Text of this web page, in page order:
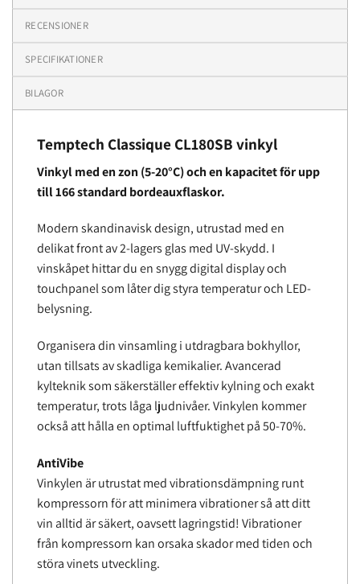
RECENSIONER
SPECIFIKATIONER
BILAGOR
Temptech Classique CL180SB vinkyl
Vinkyl med en zon (5-20°C) och en kapacitet för upp
till 166 standard bordeauxflaskor.
Modern skandinavisk design, utrustad med en
delikat front av 2-lagers glas med UV-skydd. I
vinskåpet hittar du en snygg digital display och
touchpanel som låter dig styra temperatur och LED-
belysning.
Organisera din vinsamling i utdragbara bokhyllor,
utan tillsats av skadliga kemikalier. Avancerad
kylteknik som säkerställer effektiv kylning och exakt
temperatur, trots låga ljudnivåer. Vinkylen kommer
också att hålla en optimal luftfuktighet på 50-70%.
AntiVibe
Vinkylen är utrustat med vibrationsdämpning runt
kompressorn för att minimera vibrationer så att ditt
vin alltid är säkert, oavsett lagringstid! Vibrationer
från kompressorn kan orsaka skador med tiden och
störa vinets utveckling.